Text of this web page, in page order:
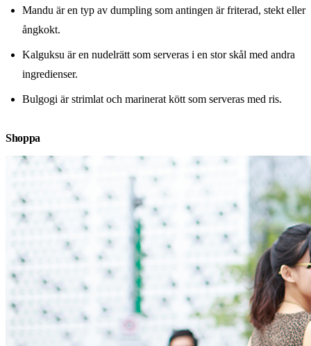
Mandu är en typ av dumpling som antingen är friterad, stekt eller
ångkokt.
Kalguksu är en nudelrätt som serveras i en stor skål med andra
ingredienser.
Bulgogi är strimlat och marinerat kött som serveras med ris.
Shoppa